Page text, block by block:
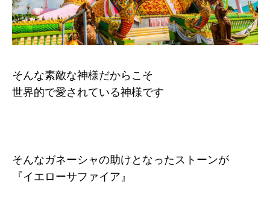
そんな素敵な神様だからこそ
世界的で愛されている神様です
そんなガネーシャの助けとなったストーンが
『イエローサファイア』